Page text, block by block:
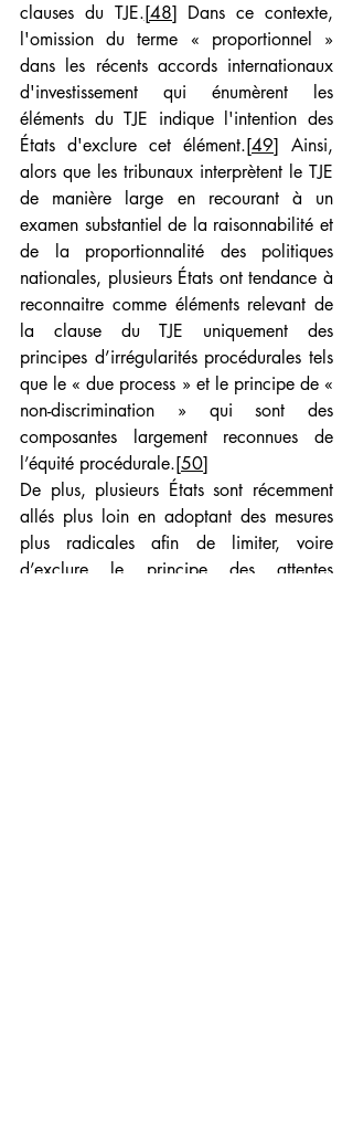
clauses du TJE.[48] Dans ce contexte,
l'omission du terme « proportionnel »
dans les récents accords internationaux
d'investissement qui énumèrent les
éléments du TJE indique l'intention des
États d'exclure cet élément.[49] Ainsi,
alors que les tribunaux interprètent le TJE
de manière large en recourant à un
examen substantiel de la raisonnabilité et
de la proportionnalité des politiques
nationales, plusieurs États ont tendance à
reconnaitre comme éléments relevant de
la clause du TJE uniquement des
principes d’irrégularités procédurales tels
que le « due process » et le principe de «
non-discrimination » qui sont des
composantes largement reconnues de
l’équité procédurale.[50]
De plus, plusieurs États sont récemment
allés plus loin en adoptant des mesures
plus radicales afin de limiter, voire
d’exclure le principe des attentes